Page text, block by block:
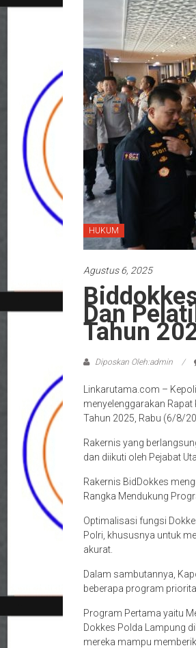
HUKUM
Agustus 6, 2025
Dan
Tahun
Diposkan Oleh:admin
Linkarutama.com –
menyelenggarakan
Tahun 2025, Rabu (6/8/
Rakernis yang
dan diikuti oleh Pejabat
Rakernis BidDokkes
Rangka Mendukung
Optimalisasi fungsi
Polri, khususnya untuk
akurat.
Dalam sambutannya,
beberapa program
Program Pertama yaitu
Dokkes Polda Lampung
mereka mampu